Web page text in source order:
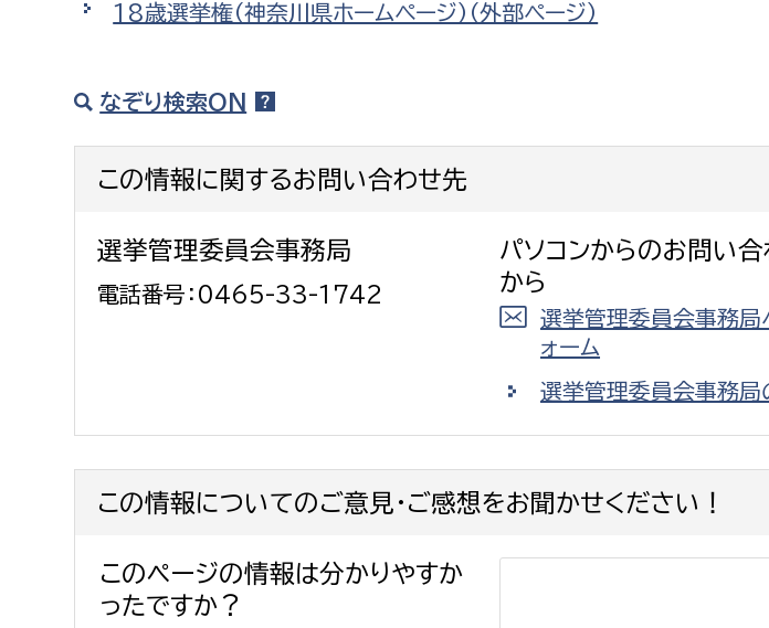
18歳選挙権（神奈川県ホームページ）（外部ページ）
なぞり検索ON
この情報に関するお問い合わせ先
選挙管理委員会事務局
電話番号：0465-33-1742
パソコンからのお問い
から
選挙管理委員会事務局
ォーム
選挙管理委員会事務局
この情報についてのご意見・ご感想をお聞かせください！
このページの情報は分かりやすか
ったですか？